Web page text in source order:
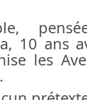
10 ans
les